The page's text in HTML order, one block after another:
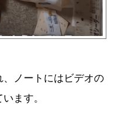
ノートにはビデオの
ます。